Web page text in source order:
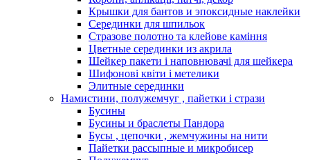
Крышки для бантов и эпоксидные наклейки
Серединки для шпильок
Стразове полотно та клейове каміння
Цветные серединки из акрила
Шейкер пакети і наповнювачі для шейкера
Шифонові квіти і метелики
Элитные серединки
Намистини, полужемчуг , пайетки і стрази
Бусины
Бусины и браслеты Пандора
Бусы , цепочки , жемчужины на нити
Пайетки рассыпные и микробисер